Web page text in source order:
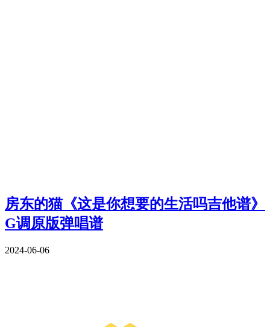
房东的猫《这是你想要的生活吗吉他谱》
G调原版弹唱谱
2024-06-06